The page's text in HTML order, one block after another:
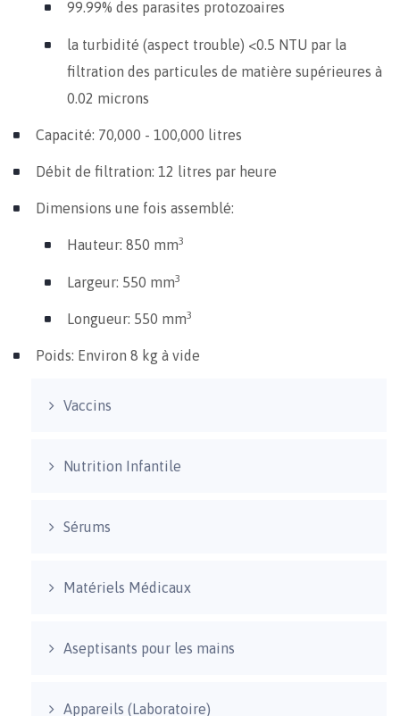
99.99% des parasites protozoaires
la turbidité (aspect trouble) <0.5 NTU par la
filtration des particules de matière supérieures à
0.02 microns
Capacité: 70,000 - 100,000 litres
Débit de filtration: 12 litres par heure
Dimensions une fois assemblé:
Hauteur: 850 mm3
Largeur: 550 mm3
Longueur: 550 mm3
Poids: Environ 8 kg à vide
Vaccins
Nutrition Infantile
Sérums
Matériels Médicaux
Aseptisants pour les mains
Appareils (Laboratoire)